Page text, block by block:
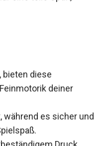
bieten diese
deiner
während es sicher
Spielspaß.
Druck